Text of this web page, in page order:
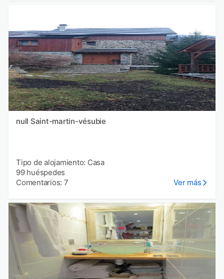
null Saint-martin-vésubie
Tipo de alojamiento: Casa
99 huéspedes
Comentarios: 7
Ver más